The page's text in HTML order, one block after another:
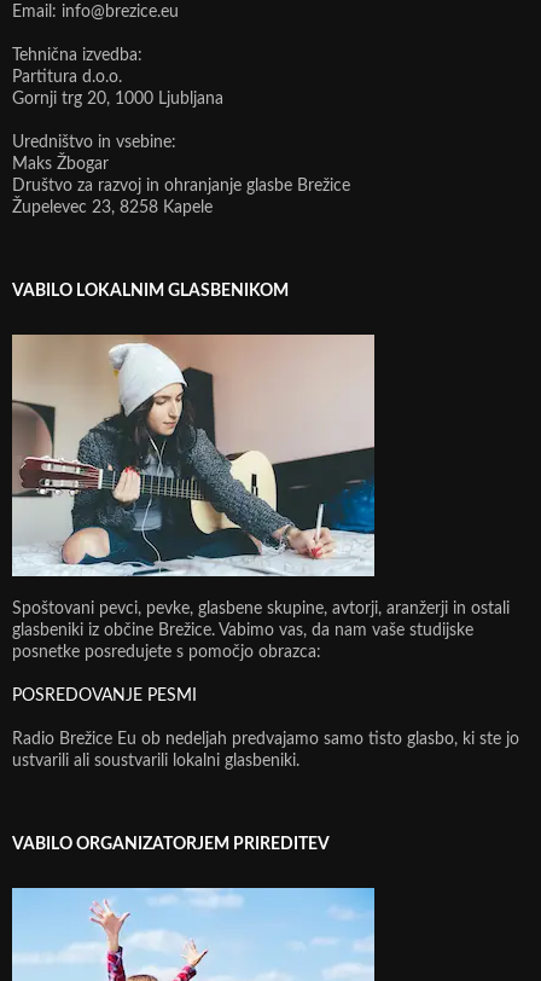
Email: info@brezice.eu
Tehnična izvedba:
Partitura d.o.o.
Gornji trg 20, 1000 Ljubljana
Uredništvo in vsebine:
Maks Žbogar
Društvo za razvoj in ohranjanje glasbe Brežice
Župelevec 23, 8258 Kapele
VABILO LOKALNIM GLASBENIKOM
Spoštovani pevci, pevke, glasbene skupine, avtorji, aranžerji in ostali
glasbeniki iz občine Brežice. Vabimo vas, da nam vaše studijske
posnetke posredujete s pomočjo obrazca:
POSREDOVANJE PESMI
Radio Brežice Eu ob nedeljah predvajamo samo tisto glasbo, ki ste jo
ustvarili ali soustvarili lokalni glasbeniki.
VABILO ORGANIZATORJEM PRIREDITEV